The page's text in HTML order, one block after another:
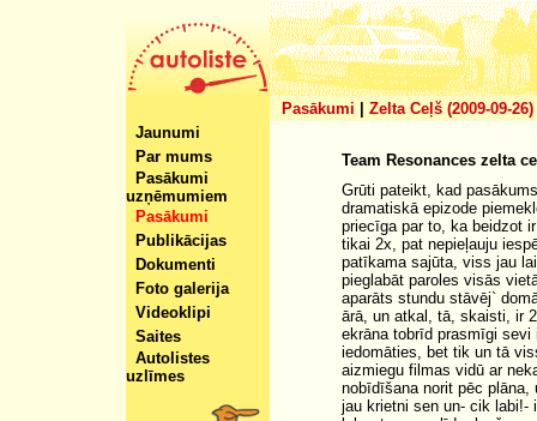
Pasākumi Zelta Ceļš (2009-09-26)
Jaunumi
Par mums
Pasākumi
uzņēmumiem
Pasākumi
Publikācijas
Dokumenti
Foto galerija
Videoklipi
Saites
Autolistes
uzlīmes
Team Resonances zelta
Grūti pateikt, kad
dramatiskā epizode
priecīga par to, ka beidzot
tikai 2x, pat nepieļauju
patīkama sajūta, viss jau
pieglabāt paroles visās
aparāts stundu stāvēj`
ārā, un atkal, tā, skaisti, ir
ekrāna tobrīd prasmīgi
iedomāties, bet tik un tā
aizmiegu filmas vidū ar
nobīdīšana norit pēc
jau krietni sen un- cik labi!-